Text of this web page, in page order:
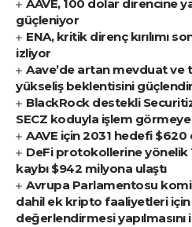
AAVE, 100 dolar direncine
güçleniyor
ENA, kritik direnç kırılımı
izliyor
Aave’de artan mevduat
yükseliş beklentisini
BlackRock destekli
SECZ koduyla işlem
AAVE için 2031 hedefi
DeFi protokollerine yönelik
kaybı $942 milyona ulaştı
Avrupa Parlamentosu
dahil ek kripto faaliyetleri
değerlendirmesi yapılmasını